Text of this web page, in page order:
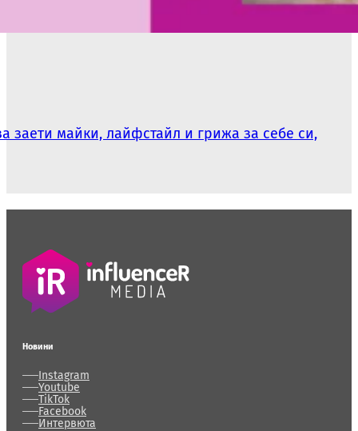
заети майки, лайфстайл и грижа за себе си,
Новини
Instagram
Youtube
TikTok
Facebook
Интервюта